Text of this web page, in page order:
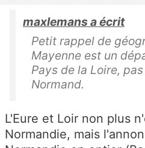
maxlemans a écrit
Petit rappel de
Mayenne est un
Pays de la Loire,
Normand.
L'Eure et Loir non plus
Normandie, mais